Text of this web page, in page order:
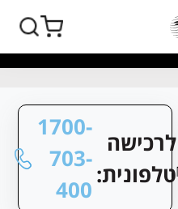
1700-
703-
400
לרכישה
טלפונית: